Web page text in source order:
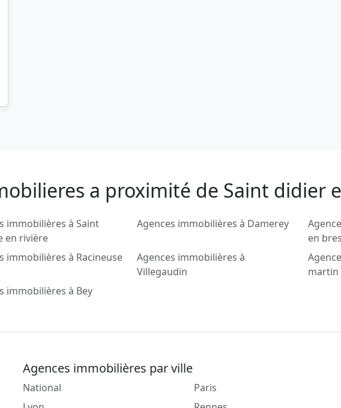
a proximité de Saint didier
immobilières à Saint
en rivière
Agences immobilières à Damerey
en
immobilières à Racineuse
Agences immobilières à
Villegaudin
martin
immobilières à Bey
Agences immobilières par ville
National
Paris